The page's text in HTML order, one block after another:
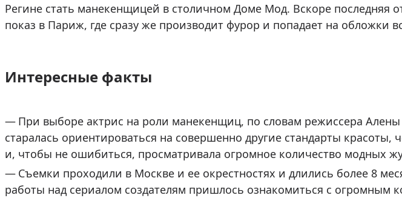
Регине стать манекенщицей в столичном Доме Мод. Вскоре последняя
показ в Париж, где сразу же производит фурор и попадает на обложки
Интересные факты
При выборе актрис на роли манекенщиц, по словам режиссера
старалась ориентироваться на совершенно другие стандарты красоты,
и, чтобы не ошибиться, просматривала огромное количество модных
Съемки проходили в Москве и ее окрестностях и длились более 8
работы над сериалом создателям пришлось ознакомиться с огромным